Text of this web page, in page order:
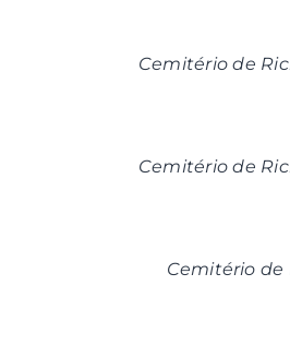
Cemitério de
Cemitério de
Cemitério de